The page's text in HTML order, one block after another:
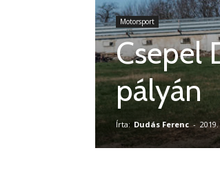
Motorsport
Csepel
pályán
Írta: Dudás Ferenc -